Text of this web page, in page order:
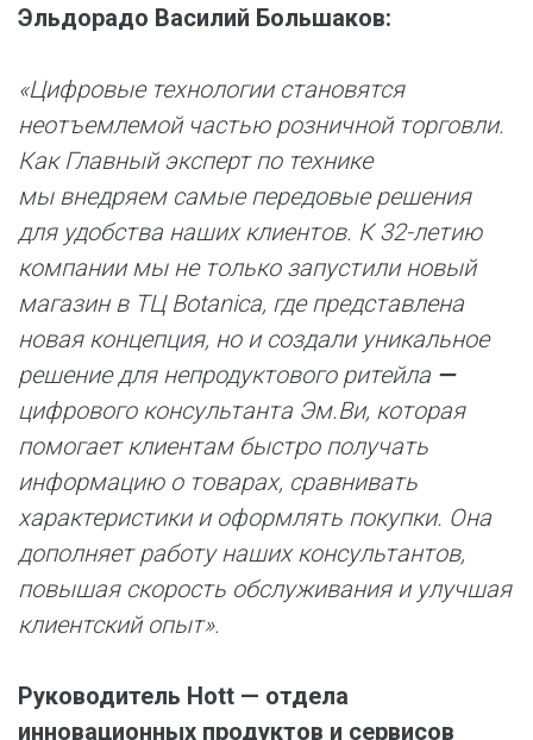
Эльдорадо Василий Большаков:
«Цифровые технологии становятся
неотъемлемой частью розничной торговли.
Как Главный эксперт по технике
мы внедряем самые передовые решения
для удобства наших клиентов. К 32-летию
компании мы не только запустили новый
магазин в ТЦ Botanica, где представлена
новая концепция, но и создали уникальное
решение для непродуктового ритейла —
цифрового консультанта Эм.Ви, которая
помогает клиентам быстро получать
информацию о товарах, сравнивать
характеристики и оформлять покупки. Она
дополняет работу наших консультантов,
повышая скорость обслуживания и улучшая
клиентский опыт».
Руководитель Hott — отдела
инновационных продуктов и сервисов